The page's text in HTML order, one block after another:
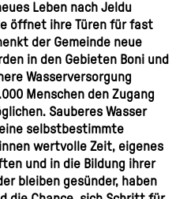
Leben nach Jeldu
öffnet ihre Türen für fast
der Gemeinde neue
in den Gebieten Boni und
Wasserversorgung
Menschen den Zugang
Sauberes Wasser
selbstbestimmte
wertvolle Zeit, eigenes
und in die Bildung ihrer
bleiben gesünder, haben